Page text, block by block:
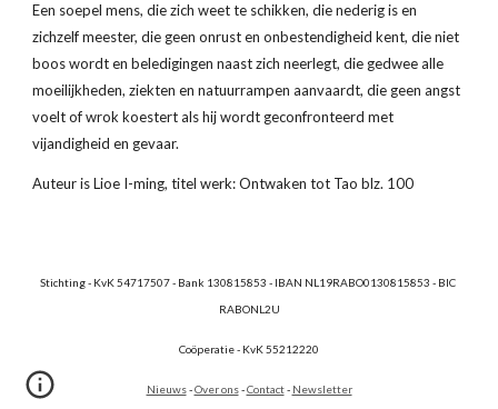
Een soepel mens, die zich weet te schikken, die nederig is en
zichzelf meester, die geen onrust en onbestendigheid kent, die niet
boos wordt en beledigingen naast zich neerlegt, die gedwee alle
moeilijkheden, ziekten en natuurrampen aanvaardt, die geen angst
voelt of wrok koestert als hij wordt geconfronteerd met
vijandigheid en gevaar.
Auteur is Lioe I-ming, titel werk: Ontwaken tot Tao blz. 100
Stichting - KvK 54717507 - Bank 130815853 - IBAN NL19RABO0130815853 - BIC
RABONL2U
Coöperatie - KvK 55212220
Nieuws - Over ons - Contact - Newsletter